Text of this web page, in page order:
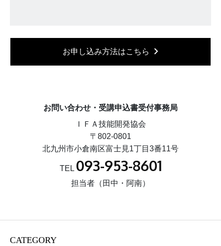
お申し込み方法はこちら
お問い合わせ・受講申込書受付事務局
ＩＦＡ技能開発協会
〒802-0801
北九州市小倉南区富士見1丁目3番11号
TEL 093-953-8601
担当者（田中・阿南）
CATEGORY